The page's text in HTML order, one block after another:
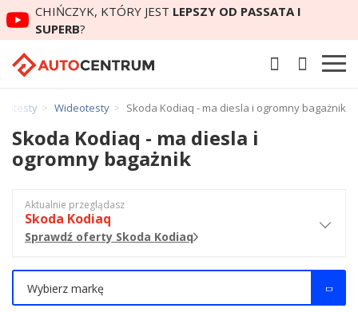
CHIŃCZYK, KTÓRY JEST LEPSZY OD PASSATA I
SUPERB?
Wideotesty Skoda Kodiaq - ma diesla i ogromny bagażnik
Skoda Kodiaq - ma diesla i
ogromny bagażnik
Aktualnie przeglądasz
Skoda Kodiaq
Sprawdź oferty Skoda Kodiaq
Wybierz markę